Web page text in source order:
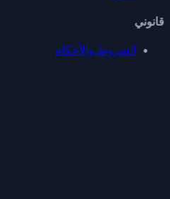
قانوني
الشروط والأحكام